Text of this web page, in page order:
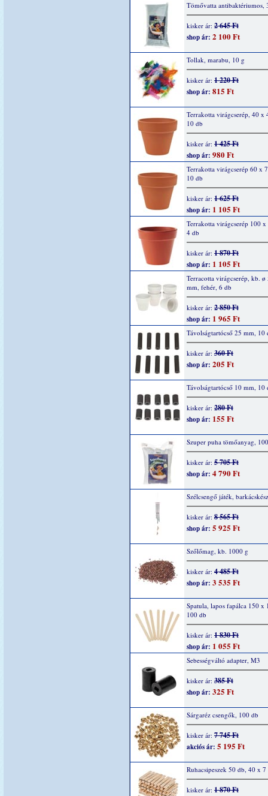
Tömővatta antibaktériumos,
kisker ár: 2 645 Ft
shop ár: 2 100 Ft
Tollak, marabu, 10 g
kisker ár: 1 220 Ft
shop ár: 815 Ft
Terrakotta virágcserép, 40 x
10 db
kisker ár: 1 425 Ft
shop ár: 980 Ft
Terrakotta virágcserép 60 x
10 db
kisker ár: 1 625 Ft
shop ár: 1 105 Ft
Terrakotta virágcserép 100
4 db
kisker ár: 1 870 Ft
shop ár: 1 105 Ft
Terracotta virágcserép, kb.
mm, fehér, 6 db
kisker ár: 2 850 Ft
shop ár: 1 965 Ft
Távolságtartócső 25 mm, 10
kisker ár: 360 Ft
shop ár: 205 Ft
Távolságtartócső 10 mm, 10
kisker ár: 280 Ft
shop ár: 155 Ft
Szuper puha tömőanyag,
kisker ár: 5 705 Ft
shop ár: 4 790 Ft
Szélcsengő játék,
kisker ár: 8 565 Ft
shop ár: 5 925 Ft
Szőlőmag, kb. 1000 g
kisker ár: 4 485 Ft
shop ár: 3 535 Ft
Spatula, lapos fapálca 150 x
100 db
kisker ár: 1 830 Ft
shop ár: 1 055 Ft
Sebességváltó adapter, M3
kisker ár: 385 Ft
shop ár: 325 Ft
Sárgaréz csengők, 100 db
kisker ár: 7 745 Ft
akciós ár: 5 195 Ft
Ruhacsipeszek 50 db, 40 x
kisker ár: 1 870 Ft